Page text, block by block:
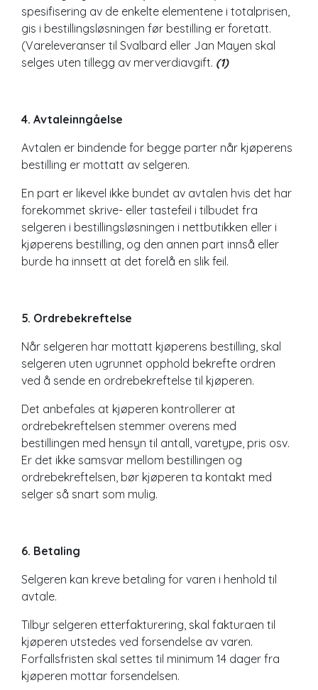
spesifisering av de enkelte elementene i totalprisen,
gis i bestillingsløsningen før bestilling er foretatt.
(Vareleveranser til Svalbard eller Jan Mayen skal
selges uten tillegg av merverdiavgift. (1)
4. Avtaleinngåelse
Avtalen er bindende for begge parter når kjøperens
bestilling er mottatt av selgeren.
En part er likevel ikke bundet av avtalen hvis det har
forekommet skrive- eller tastefeil i tilbudet fra
selgeren i bestillingsløsningen i nettbutikken eller i
kjøperens bestilling, og den annen part innså eller
burde ha innsett at det forelå en slik feil.
5. Ordrebekreftelse
Når selgeren har mottatt kjøperens bestilling, skal
selgeren uten ugrunnet opphold bekrefte ordren
ved å sende en ordrebekreftelse til kjøperen.
Det anbefales at kjøperen kontrollerer at
ordrebekreftelsen stemmer overens med
bestillingen med hensyn til antall, varetype, pris osv.
Er det ikke samsvar mellom bestillingen og
ordrebekreftelsen, bør kjøperen ta kontakt med
selger så snart som mulig.
6. Betaling
Selgeren kan kreve betaling for varen i henhold til
avtale.
Tilbyr selgeren etterfakturering, skal fakturaen til
kjøperen utstedes ved forsendelse av varen.
Forfallsfristen skal settes til minimum 14 dager fra
kjøperen mottar forsendelsen.